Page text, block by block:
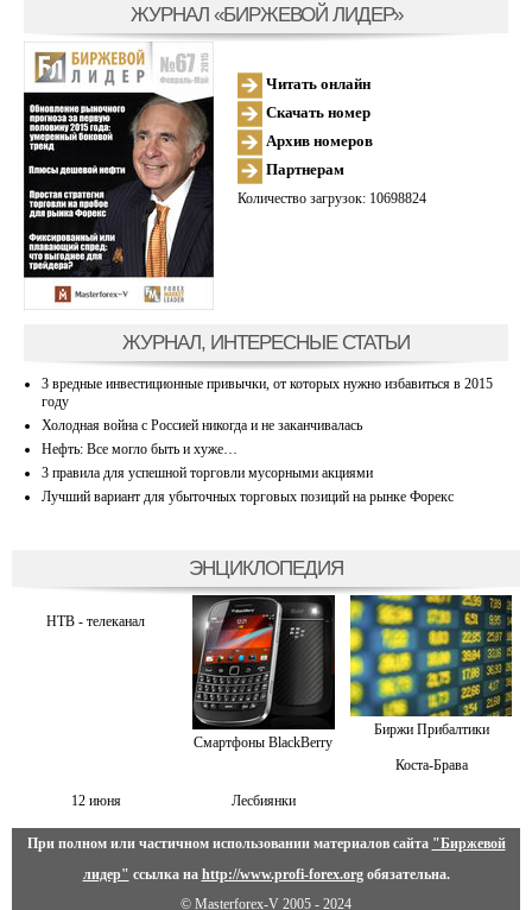
ЖУРНАЛ «БИРЖЕВОЙ ЛИДЕР»
Читать онлайн
Скачать номер
Архив номеров
Партнерам
Количество загрузок: 10698824
ЖУРНАЛ, ИНТЕРЕСНЫЕ СТАТЬИ
3 вредные инвестиционные привычки, от которых нужно избавиться в 2015
году
Холодная война с Россией никогда и не заканчивалась
Нефть: Все могло быть и хуже…
3 правила для успешной торговли мусорными акциями
Лучший вариант для убыточных торговых позиций на рынке Форекс
ЭНЦИКЛОПЕДИЯ
НТВ - телеканал
Смартфоны BlackBerry
Биржи Прибалтики
Коста-Брава
12 июня Лесбиянки
При полном или частичном использовании материалов сайта "Биржевой
лидер" ссылка на http://www.profi-forex.orgобязательна.
© Masterforex-V 2005 - 2024